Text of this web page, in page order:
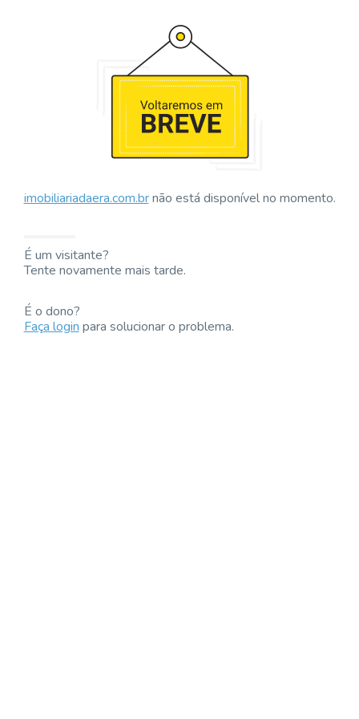
imobiliariadaera.com.brnão está disponível no momento.
É um visitante?
Tente novamente mais tarde.
É o dono?
Faça loginpara solucionar o problema.